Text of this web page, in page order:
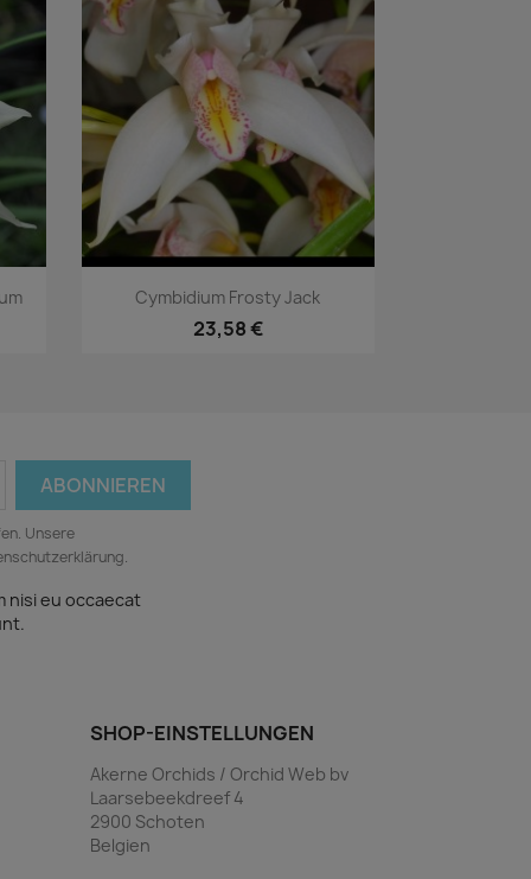
Vorschau
Cymbidium Frosty Jack
23,58 €
Unsere
nisi eu occaecat
SHOP-EINSTELLUNGEN
Akerne Orchids / Orchid Web bv
Laarsebeekdreef 4
2900 Schoten
Belgien